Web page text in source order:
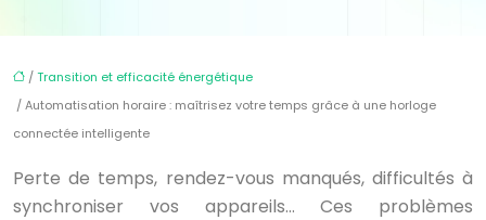
/Transition et efficacité énergétique
/ Automatisation horaire : maîtrisez votre temps grâce à une horloge
connectée intelligente
Perte de temps, rendez-vous manqués, difficultés à
synchroniser vos appareils… Ces problèmes